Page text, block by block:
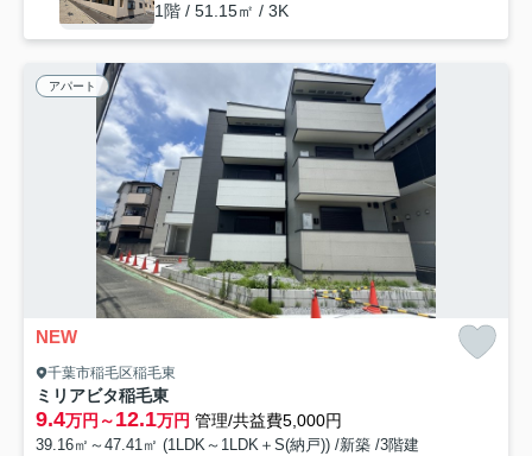
1階 / 51.15㎡ / 3K
アパート
NEW
千葉市稲毛区稲毛東
ミリアビタ稲毛東
9.4万円～12.1万円 管理/共益費5,000円
39.16㎡～47.41㎡ (1LDK～1LDK＋S(納戸)) /新築 /3階建